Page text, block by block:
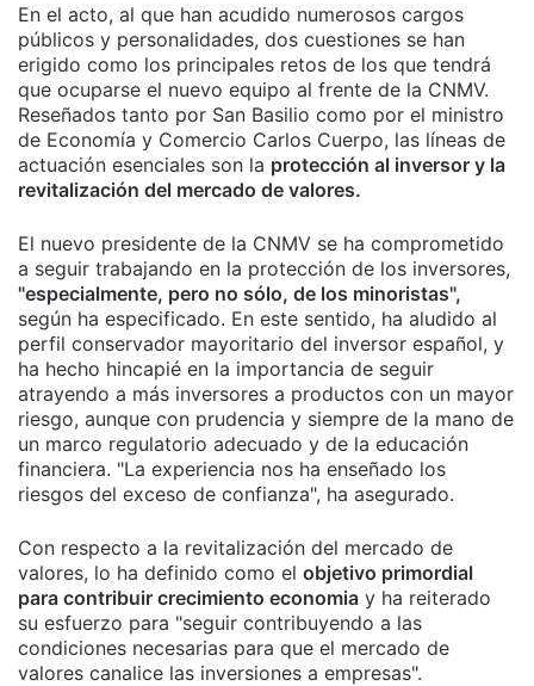
En el acto, al que han acudido numerosos cargos
públicos y personalidades, dos cuestiones se han
erigido como los principales retos de los que tendrá
que ocuparse el nuevo equipo al frente de la CNMV.
Reseñados tanto por San Basilio como por el ministro
de Economía y Comercio Carlos Cuerpo, las líneas de
actuación esenciales son la protección al inversor y la
revitalización del mercado de valores.
El nuevo presidente de la CNMV se ha comprometido
a seguir trabajando en la protección de los inversores,
"especialmente, pero no sólo, de los minoristas",
según ha especificado. En este sentido, ha aludido al
perfil conservador mayoritario del inversor español, y
ha hecho hincapié en la importancia de seguir
atrayendo a más inversores a productos con un mayor
riesgo, aunque con prudencia y siempre de la mano de
un marco regulatorio adecuado y de la educación
financiera. "La experiencia nos ha enseñado los
riesgos del exceso de confianza", ha asegurado.
Con respecto a la revitalización del mercado de
valores, lo ha definido como el objetivo primordial
para contribuir crecimiento economia y ha reiterado
su esfuerzo para "seguir contribuyendo a las
condiciones necesarias para que el mercado de
valores canalice las inversiones a empresas".